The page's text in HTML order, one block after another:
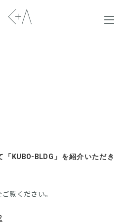
KUBO-BLDG」を紹介いただき
覧ください。